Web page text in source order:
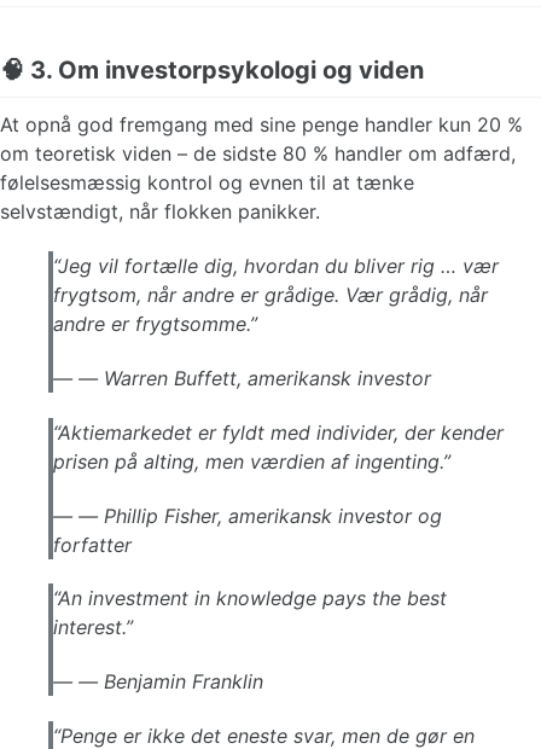
🧠 3. Om investorpsykologi og viden
At opnå god fremgang med sine penge handler kun 20 %
om teoretisk viden – de sidste 80 % handler om adfærd,
følelsesmæssig kontrol og evnen til at tænke
selvstændigt, når flokken panikker.
“Jeg vil fortælle dig, hvordan du bliver rig … vær
frygtsom, når andre er grådige. Vær grådig, når
andre er frygtsomme.”
— Warren Buffett, amerikansk investor
“Aktiemarkedet er fyldt med individer, der kender
prisen på alting, men værdien af ingenting.”
—
Phillip Fisher, amerikansk investor og
forfatter
“An investment in knowledge pays the best
interest.”
— Benjamin Franklin
“Penge er ikke det eneste svar, men de gør en